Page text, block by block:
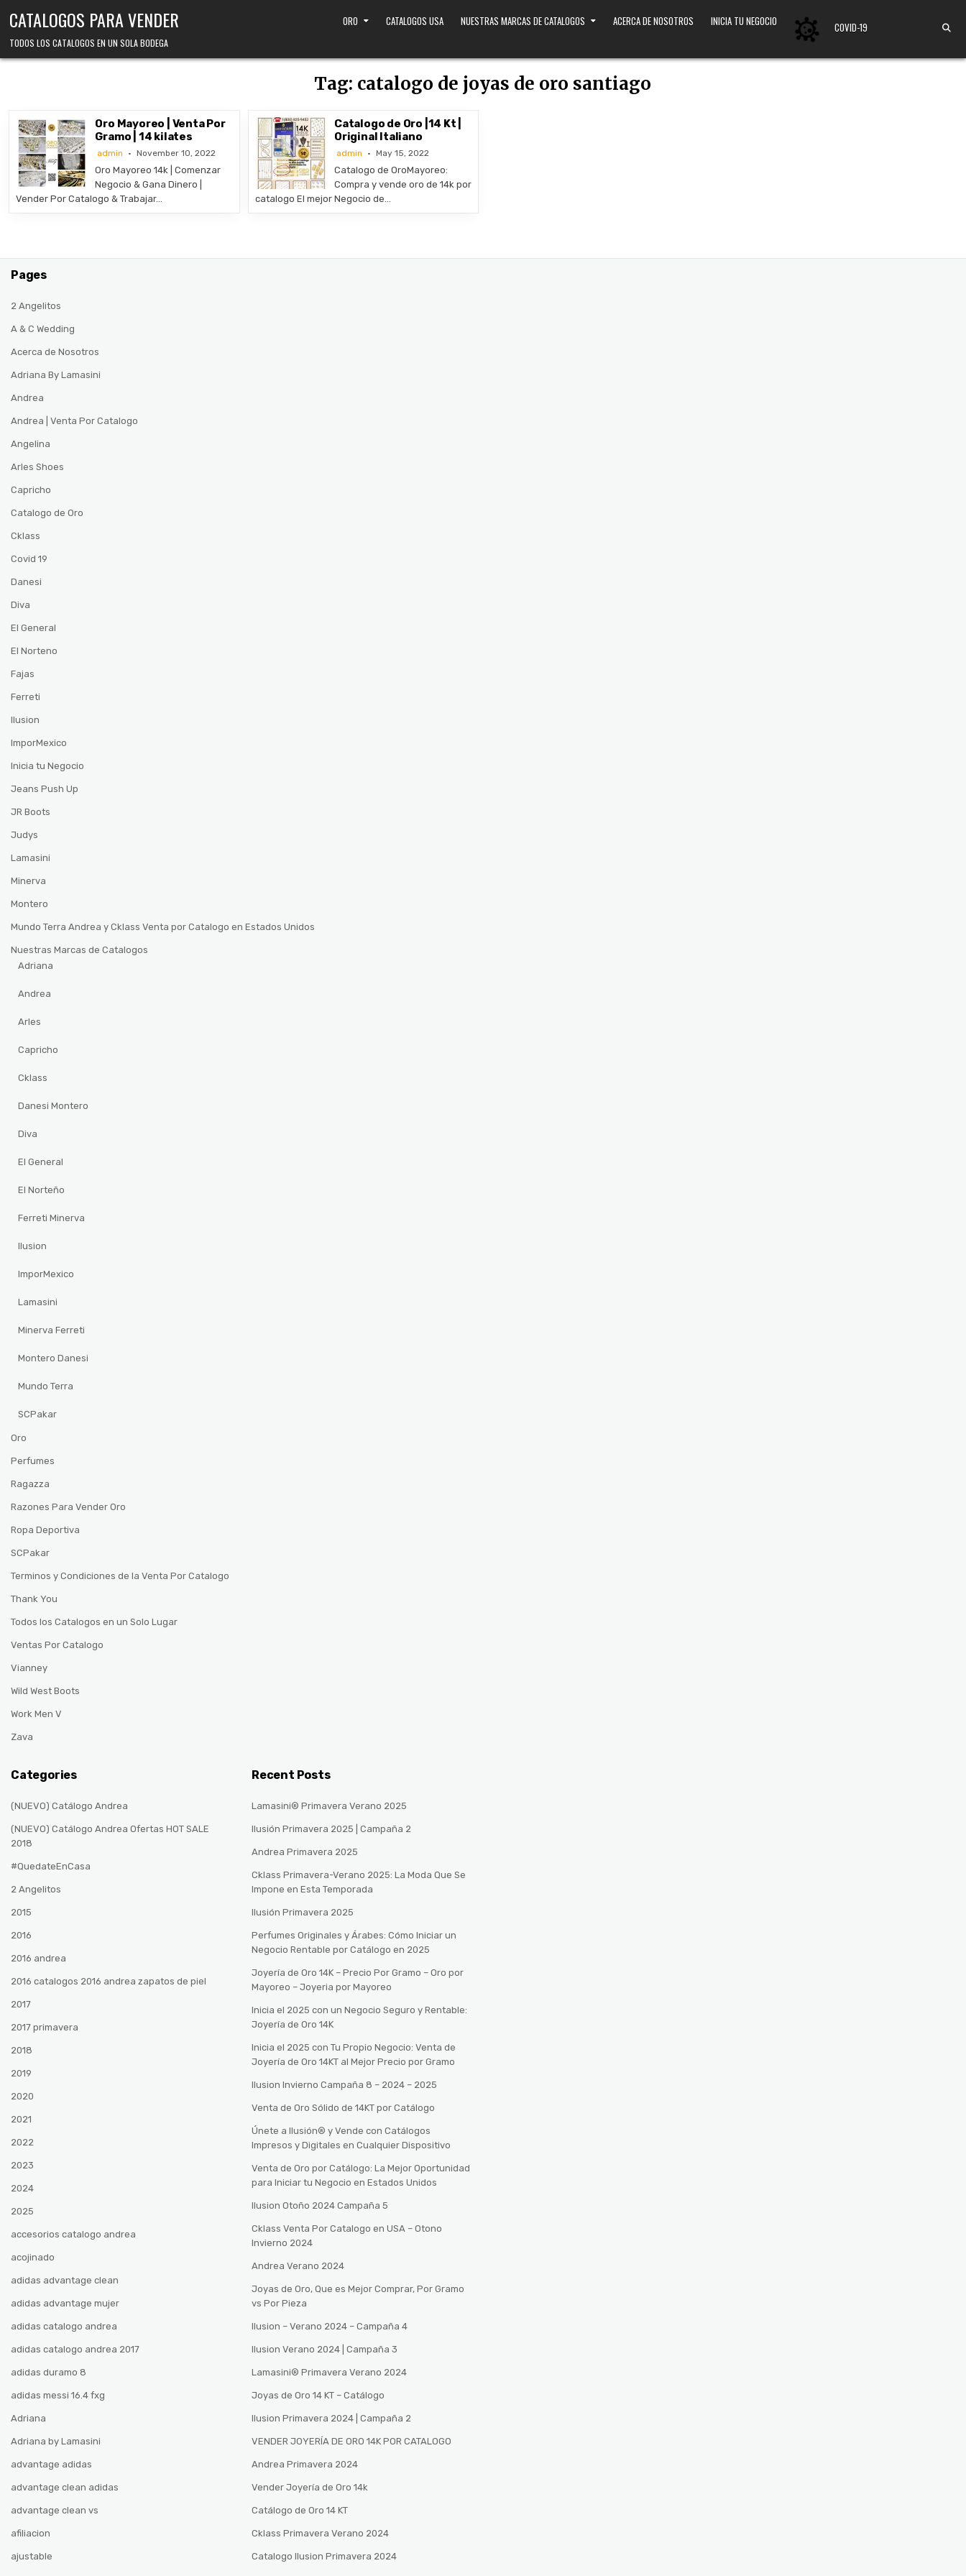
CATALOGOS PARA VENDER
TODOS LOS CATALOGOS EN UN SOLA BODEGA
ORO CATALOGOS USA NUESTRAS MARCAS DE CATALOGOS ACERCA DE NOSOTROS INICIA TU NEGOCIO COVID-19
Tag: catalogo de joyas de oro santiago
Oro Mayoreo | Venta Por
Gramo | 14 kilates
admin November 10, 2022
Oro Mayoreo 14k | Comenzar
Negocio & Gana Dinero |
Vender Por Catalogo & Trabajar…
Catalogo de Oro |14 Kt |
Original Italiano
admin May 15, 2022
​Catalogo de OroMayoreo:
Compra y vende oro de 14k por
catalogo El mejor Negocio de…
Pages
2 Angelitos
A & C Wedding
Acerca de Nosotros
Adriana By Lamasini
Andrea
Andrea | Venta Por Catalogo
Angelina
Arles Shoes
Capricho
Catalogo de Oro
Cklass
Covid 19
Danesi
Diva
El General
El Norteno
Fajas
Ferreti
Ilusion
ImporMexico
Inicia tu Negocio
Jeans Push Up
JR Boots
Judys
Lamasini
Minerva
Montero
Mundo Terra Andrea y Cklass Venta por Catalogo en Estados Unidos
Nuestras Marcas de Catalogos
Adriana
Andrea
Arles
Capricho
Cklass
Danesi Montero
Diva
El General
El Norteño
Ferreti Minerva
Ilusion
ImporMexico
Lamasini
Minerva Ferreti
Montero Danesi
Mundo Terra
SCPakar
Oro
Perfumes
Ragazza
Razones Para Vender Oro
Ropa Deportiva
SCPakar
Terminos y Condiciones de la Venta Por Catalogo
Thank You
Todos los Catalogos en un Solo Lugar
Ventas Por Catalogo
Vianney
Wild West Boots
Work Men V
Zava
Categories
(NUEVO) Catálogo Andrea
(NUEVO) Catálogo Andrea Ofertas HOT SALE
2018
#QuedateEnCasa
2 Angelitos
2015
2016
2016 andrea
2016 catalogos 2016 andrea zapatos de piel
2017
2017 primavera
2018
2019
2020
2021
2022
2023
2024
2025
accesorios catalogo andrea
acojinado
adidas advantage clean
adidas advantage mujer
adidas catalogo andrea
adidas catalogo andrea 2017
adidas duramo 8
adidas messi 16.4 fxg
Adriana
Adriana by Lamasini
advantage adidas
advantage clean adidas
advantage clean vs
afiliacion
ajustable
Recent Posts
Lamasini® Primavera Verano 2025
Ilusión Primavera 2025 | Campaña 2
Andrea Primavera 2025
Cklass Primavera-Verano 2025: La Moda Que Se
Impone en Esta Temporada
Ilusión Primavera 2025
Perfumes Originales y Árabes: Cómo Iniciar un
Negocio Rentable por Catálogo en 2025
Joyería de Oro 14K – Precio Por Gramo – Oro por
Mayoreo – Joyeria por Mayoreo
Inicia el 2025 con un Negocio Seguro y Rentable:
Joyería de Oro 14K
Inicia el 2025 con Tu Propio Negocio: Venta de
Joyería de Oro 14KT al Mejor Precio por Gramo
Ilusion Invierno Campaña 8 – 2024 – 2025
Venta de Oro Sólido de 14KT por Catálogo
Únete a Ilusión® y Vende con Catálogos
Impresos y Digitales en Cualquier Dispositivo
Venta de Oro por Catálogo: La Mejor Oportunidad
para Iniciar tu Negocio en Estados Unidos
Ilusion Otoño 2024 Campaña 5
Cklass Venta Por Catalogo en USA – Otono
Invierno 2024
Andrea Verano 2024
Joyas de Oro, Que es Mejor Comprar, Por Gramo
vs Por Pieza
Ilusion – Verano 2024 – Campaña 4
Ilusion Verano 2024 | Campaña 3
Lamasini®️ Primavera Verano 2024
Joyas de Oro 14 KT – Catálogo
Ilusion Primavera 2024 | Campaña 2
VENDER JOYERÍA DE ORO 14K POR CATALOGO
Andrea Primavera 2024
Vender Joyería de Oro 14k
Catálogo de Oro 14 KT
Cklass Primavera Verano 2024
Catalogo Ilusion Primavera 2024